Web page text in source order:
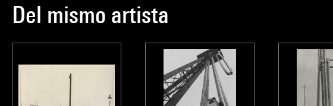
Del mismo artista